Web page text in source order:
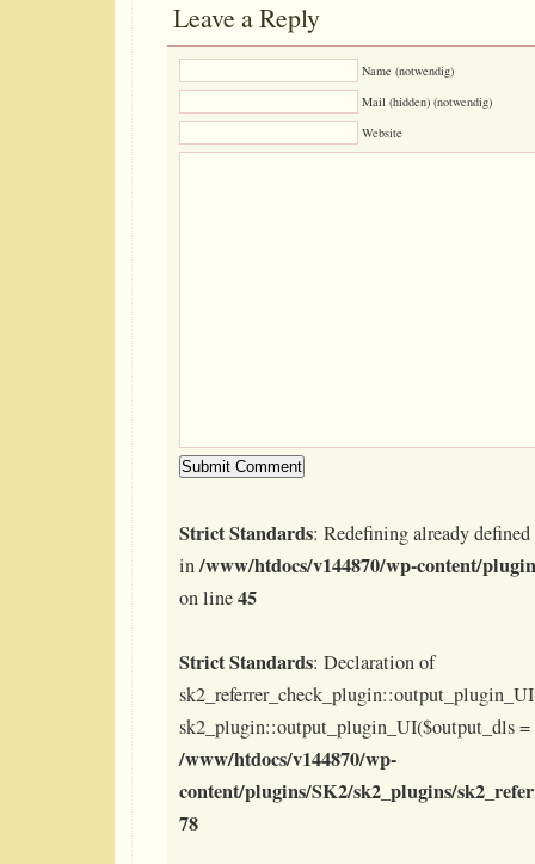
Leave a Reply
Name (notwendig)
Mail (hidden) (notwendig)
Website
Strict Standards: Redefining already
in/www/htdocs/v144870/wp-content/
on line45
Strict Standards: Declaration of
sk2_plugin::output_plugin_UI($output_dls =
/www/htdocs/v144870/wp-
content/plugins/SK2/sk2_plugins/
78